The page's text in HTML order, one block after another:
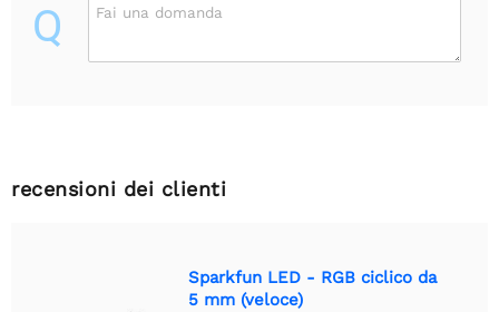
Q Fai una domanda
recensioni dei clienti
Sparkfun LED - RGB ciclico da
5 mm (veloce)